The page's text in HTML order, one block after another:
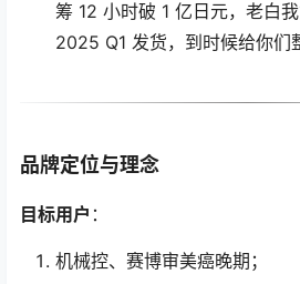
筹 12 小时破 1 亿日元，老白
2025 Q1 发货，到时候给你们
品牌定位与理念
目标用户 ：
机械控、赛博审美癌晚期；